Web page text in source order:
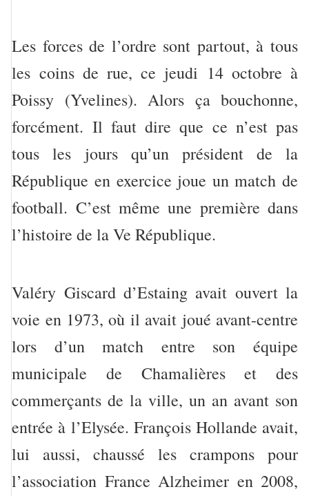
Les forces de l’ordre sont partout, à tous
les coins de rue, ce jeudi 14 octobre à
Poissy (Yvelines). Alors ça bouchonne,
forcément. Il faut dire que ce n’est pas
tous les jours qu’un président de la
République en exercice joue un match de
football. C’est même une première dans
l’histoire de la Ve République.
Valéry Giscard d’Estaing avait ouvert la
voie en 1973, où il avait joué avant-centre
lors d’un match entre son équipe
municipale de Chamalières et des
commerçants de la ville, un an avant son
entrée à l’Elysée. François Hollande avait,
lui aussi, chaussé les crampons pour
l’association France Alzheimer en 2008,